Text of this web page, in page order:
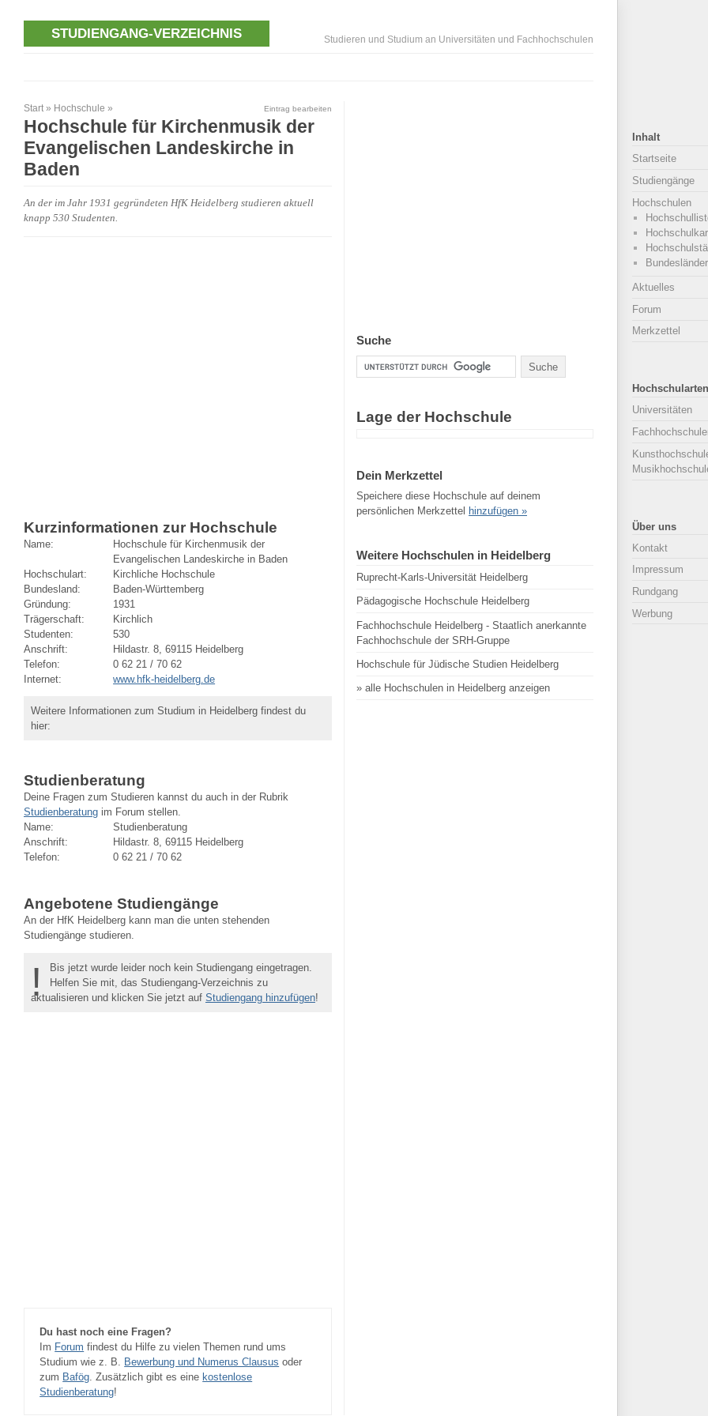
STUDIENGANG-VERZEICHNIS Studieren und Studium an Universitäten und Fachhochschulen
Start » Hochschule » Eintrag bearbeiten
Hochschule für Kirchenmusik der
Evangelischen Landeskirche in
Baden
An der im Jahr 1931 gegründeten HfK Heidelberg studieren aktuell
knapp 530 Studenten.
Kurzinformationen zur Hochschule
Name:
Hochschule für Kirchenmusik der
Evangelischen Landeskirche in Baden
Hochschulart:
Kirchliche Hochschule
Bundesland:
Baden-Württemberg
Gründung:
1931
Trägerschaft:
Kirchlich
Studenten:
530
Anschrift:
Hildastr. 8, 69115 Heidelberg
Telefon:
0 62 21 / 70 62
Internet:
www.hfk-heidelberg.de
Weitere Informationen zum Studium in Heidelberg findest du
hier:
Studienberatung
Deine Fragen zum Studieren kannst du auch in der Rubrik
Studienberatung im Forum stellen.
Name:
Studienberatung
Anschrift:
Hildastr. 8, 69115 Heidelberg
Telefon:
0 62 21 / 70 62
Angebotene Studiengänge
An der HfK Heidelberg kann man die unten stehenden
Studiengänge studieren.
!
Bis jetzt wurde leider noch kein Studiengang eingetragen.
Helfen Sie mit, das Studiengang-Verzeichnis zu
aktualisieren und klicken Sie jetzt auf Studiengang hinzufügen!
Du hast noch eine Fragen?
Im Forum findest du Hilfe zu vielen Themen rund ums
Studium wie z. B. Bewerbung und Numerus Clausus oder
zum Bafög . Zusätzlich gibt es einekostenlose
Studienberatung!
Suche
Lage der Hochschule
Dein Merkzettel
Speichere diese Hochschule auf deinem
persönlichen Merkzettel hinzufügen »
Weitere Hochschulen in Heidelberg
Ruprecht-Karls-Universität Heidelberg
Pädagogische Hochschule Heidelberg
Fachhochschule Heidelberg - Staatlich anerkannte
Fachhochschule der SRH-Gruppe
Hochschule für Jüdische Studien Heidelberg
» alle Hochschulen in Heidelberg anzeigen
Inhalt
Startseite
Studiengänge
Hochschulen
Bundesländer
Aktuelles
Forum
Merkzettel
Hochschularten
Universitäten
Über uns
Kontakt
Impressum
Rundgang
Werbung